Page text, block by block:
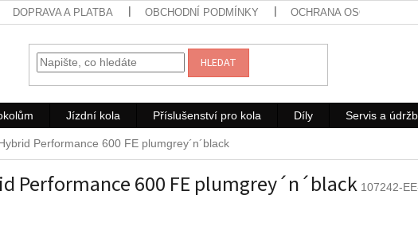
DOPRAVA A PLATBA OBCHODNÍ PODMÍNKY OCHRANA OSOBNÍCH
HLEDAT
Jízdní kola Příslušenství pro kola Díly Servis a
Performance 600 FE plumgrey´n´black
Performance 600 FE plumgrey´n´black 107242-